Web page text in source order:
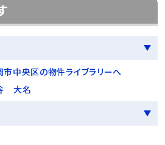
市中央区の物件ライブラリーへ
大名